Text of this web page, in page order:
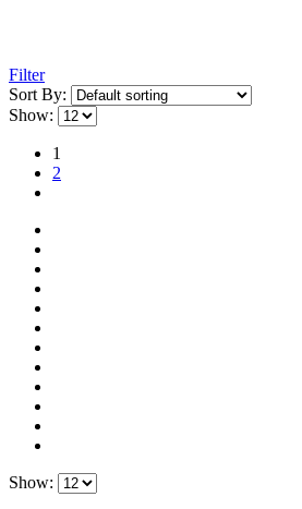
Filter
Sort By:
Show:
1
2
Show: